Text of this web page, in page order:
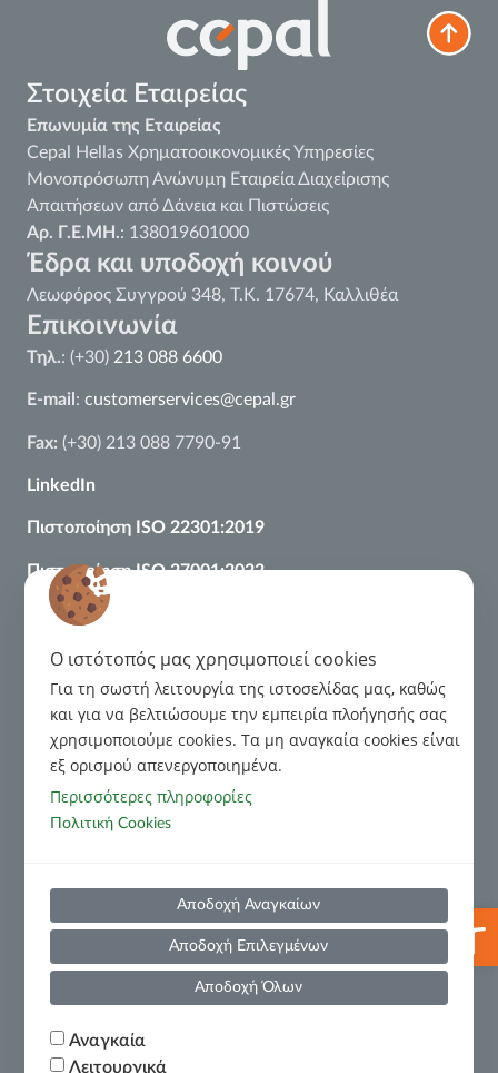
Στοιχεία Εταιρείας
Επωνυμία της Εταιρείας
Cepal Hellas Χρηματοοικονομικές Υπηρεσίες
Μονοπρόσωπη Ανώνυμη Εταιρεία Διαχείρισης
Απαιτήσεων από Δάνεια και Πιστώσεις
Αρ. Γ.Ε.ΜΗ.: 138019601000
Έδρα και υποδοχή κοινού
Λεωφόρος Συγγρού 348, Τ.Κ. 17674, Καλλιθέα
Επικοινωνία
Τηλ.: (+30) 213 088 6600
E-mail : customerservices@cepal.gr
Fax: (+30) 213 088 7790-91
LinkedIn
Πιστοποίηση ISO 22301:2019
Πιστοποίηση ISO 27001:2022
Πιστοποίηση
Πιστοποίηση ISO 9001:2015
Κανονιστικό Πλαίσιο
Διαχείριση Παραπόνων
Κώδικας Δεοντολογίας για τις σχέσεις με τους Οφειλέτες
Πρόληψη και Καταστολή Νομιμοποίησης Εσόδων από
Εγκληματικές Δραστηριότητες και της Χρηματοδότησης
της Τρομοκρατίας
Χρήσιμες Πληροφορίες
O ιστότοπός μας χρησιμοποιεί cookies
Για τη σωστή λειτουργία της ιστοσελίδας μας, καθώς
και για να βελτιώσουμε την εμπειρία πλοήγησής σας
χρησιμοποιούμε cookies. Tα μη αναγκαία cookies είναι
εξ ορισμού απενεργοποιημένα.
Περισσότερες πληροφορίες
Πολιτική Cookies
Αποδοχή Αναγκαίων
Αποδοχή Επιλεγμένων
Αποδοχή Όλων
Αναγκαία
Λειτουργικά